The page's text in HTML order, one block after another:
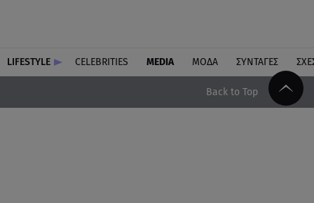
LIFESTYLE CELEBRITIES MEDIA ΜΟΔΑ ΣΥΝΤΑΓΕΣ
Back to Top